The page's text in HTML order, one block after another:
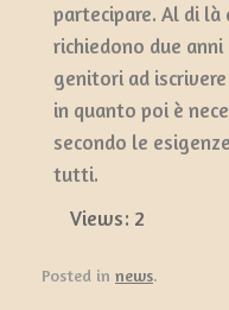
partecipare. Al di là
richiedono due
genitori ad
in quanto poi è
secondo le
tutti.
Views: 2
Posted in news.